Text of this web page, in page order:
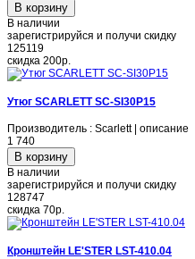
В наличии
зарегистрируйся и получи скидку
125119
скидка 200р.
Утюг SCARLETT SC-SI30P15
Производитель : Scarlett | описание
1 740
В наличии
зарегистрируйся и получи скидку
128747
скидка 70р.
Кронштейн LE'STER LST-410.04